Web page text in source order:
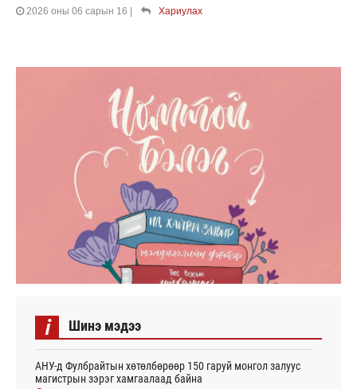
2026 оны 06 сарын 16 | Хариулах
i Шинэ мэдээ
АНУ-д Фулбрайтын хөтөлбөрөөр 150 гаруй монгол залуус
магистрын зэрэг хамгаалаад байна